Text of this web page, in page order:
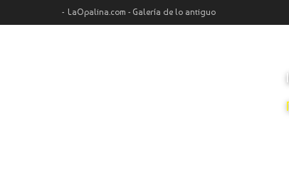
LaOpalina.com - Galería de lo antiguo